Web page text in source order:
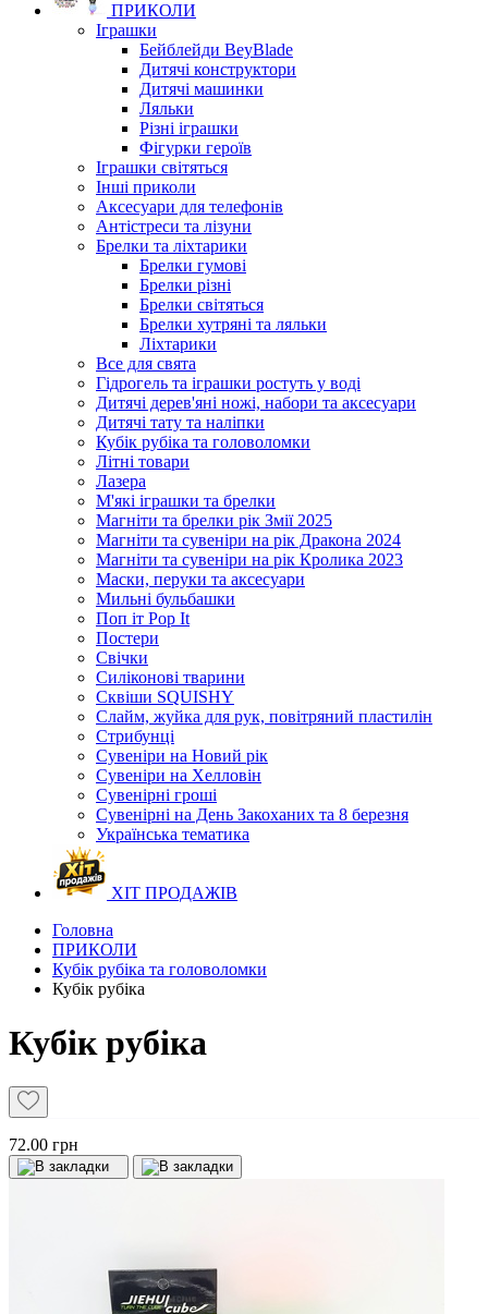
ПРИКОЛИ
Іграшки
Бейблейди BeyBlade
Дитячі конструктори
Дитячі машинки
Ляльки
Різні іграшки
Фігурки героїв
Іграшки світяться
Інші приколи
Аксесуари для телефонів
Антістреси та лізуни
Брелки та ліхтарики
Брелки гумові
Брелки різні
Брелки світяться
Брелки хутряні та ляльки
Ліхтарики
Все для свята
Гідрогель та іграшки ростуть у воді
Дитячі дерев'яні ножі, набори та аксесуари
Дитячі тату та наліпки
Кубік рубіка та головоломки
Літні товари
Лазера
М'які іграшки та брелки
Магніти та брелки рік Змії 2025
Магніти та сувеніри на рік Дракона 2024
Магніти та сувеніри на рік Кролика 2023
Маски, перуки та аксесуари
Мильні бульбашки
Поп іт Pop It
Постери
Свічки
Силіконові тварини
Сквіши SQUISHY
Слайм, жуйка для рук, повітряний пластилін
Стрибунці
Сувеніри на Новий рік
Сувеніри на Хелловін
Сувенірні гроші
Сувенірні на День Закоханих та 8 березня
Українська тематика
ХІТ ПРОДАЖІВ
Головна
ПРИКОЛИ
Кубік рубіка та головоломки
Кубік рубіка
Кубік рубіка
72.00 грн